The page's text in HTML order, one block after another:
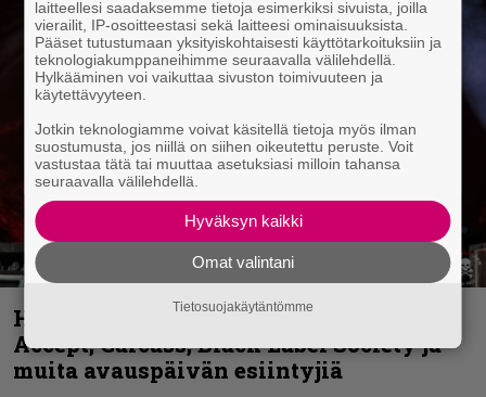
Hellsinki Metal Festival kuvina, osa 1 –
Accept, Carcass, Black Label Society ja
muita avauspäivän esiintyjiä
laitteellesi saadaksemme tietoja esimerkiksi sivuista, joilla
vierailit, IP-osoitteestasi sekä laitteesi ominaisuuksista.
Pääset tutustumaan yksityiskohtaisesti käyttötarkoituksiin ja
teknologiakumppaneihimme seuraavalla välilehdellä.
Hylkääminen voi vaikuttaa sivuston toimivuuteen ja
käytettävyyteen.
Jotkin teknologiamme voivat käsitellä tietoja myös ilman
suostumusta, jos niillä on siihen oikeutettu peruste. Voit
vastustaa tätä tai muuttaa asetuksiasi milloin tahansa
seuraavalla välilehdellä.
Hyväksyn kaikki
Omat valintani
Tietosuojakäytäntömme